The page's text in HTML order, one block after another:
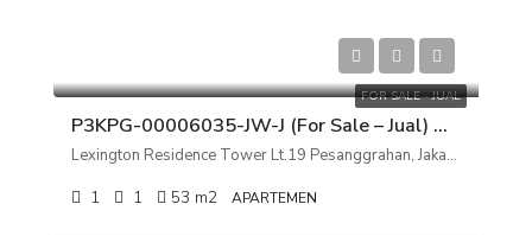
FOR SALE - JUAL
P3KPG-00006035-JW-J (For Sale – Jual) Apartemen Lexington Residence Tower Lt.19 Pesanggrahan, Jakarta Selatan
Lexington Residence Tower Lt.19 Pesanggrahan, Jakarta Selatan
1 1 53 m2 APARTEMEN